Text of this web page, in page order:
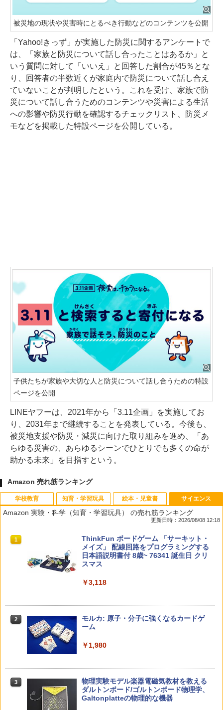
被災地の現状や災害時にとるべき行動などのコンテンツを公開
「Yahoo!きっず」が実施した防災に関するアンケートで
は、「家族と防災について話し合ったことはあるか」と
いう質問に対して「いいえ」と回答した割合が45％とな
り、回答者の半数近くが家庭内で防災について話し合え
ていないことが判明したという。これを受け、家族で防
災について話し合うためのコンテンツや災害による生活
への影響や防災行動を確認するチェックリスト、防災メ
モなどを掲載した特設ページを公開している。
子供たちが家族や大切な人と防災について話し合うための特設
ページを公開
LINEヤフーは、2021年から「3.11企画」を実施してお
り、2031年まで継続することを発表している。今後も、
被災地支援や防災・減災に向けた取り組みを進め、「あ
らゆる災害の、あらゆるシーンでひとりでも多くの命が
助かる未来」を目指すという。
Amazon 売れ筋ランキング
学校教育
1 教育者のためのコーチング入門
￥2,530
￥-
3
カウンセリングとは何か 変化するという
こと (講談社現代新書 2787)
知育・学習玩具
1
Amazon Fire HD 10 キッズモデル (10イ
ンチ) ピンク 対象年齢3歳から 数千点の
キッズコンテンツが1年間使い放題
何回も書ける! れんしゅうボード ひらが
な・カタカナ・すうじ・ABC 3歳以上 知
【くもん出版公式特別セット】くもん出
版(KUMON PUBLISHING) くもんの日本
絵本・児童書
1
タッチペンで音が聞ける!はじめてずかん
1000 英語つき ([バラエティ])
￥5,478
2
中学英語をもう一度ひとつひとつわかり
￥2,750
￥4,290
サイエンス
Amazon 実験・科学（知育・学習玩具） の売れ筋ランキング
更新日時：2026/08/08 12:18
1
ThinkFun ボードゲーム 「サーキット・
メイズ」 配線回路をプログラミングする
日本語説明書付 8歳~ 76341 誕生日 クリ
スマス
￥3,118
2
モルカ: 原子・分子に強くなるカードゲ
ーム
￥1,980
3
物理実験モデル楽器電磁気教材を教える
ダルトンボード/ゴルトンボード物理学、
Galtonplatteの物理的な機器